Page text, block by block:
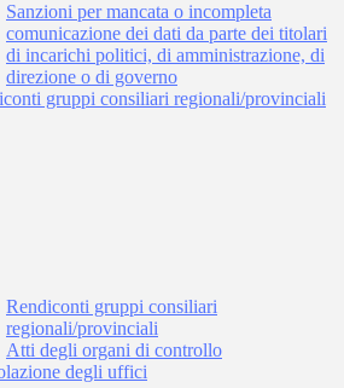
Sanzioni per mancata o incompleta
comunicazione dei dati da parte dei titolari
di incarichi politici, di amministrazione, di
direzione o di governo
gruppi consiliari regionali/provinciali
Rendiconti gruppi consiliari
regionali/provinciali
Atti degli organi di controllo
degli uffici